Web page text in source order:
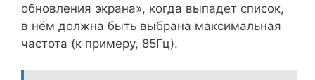
обновления экрана», когда выпадет список,
в нём должна быть выбрана максимальная
частота (к примеру, 85Гц).